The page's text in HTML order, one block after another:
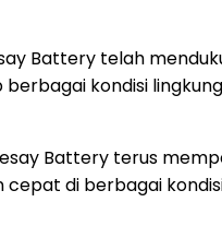
Battery telah
kondisi
Battery terus
di berbagai